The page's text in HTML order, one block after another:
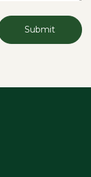
Submit